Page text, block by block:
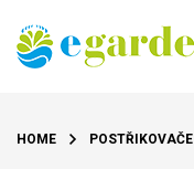
HOME POSTŘIKOVAČE